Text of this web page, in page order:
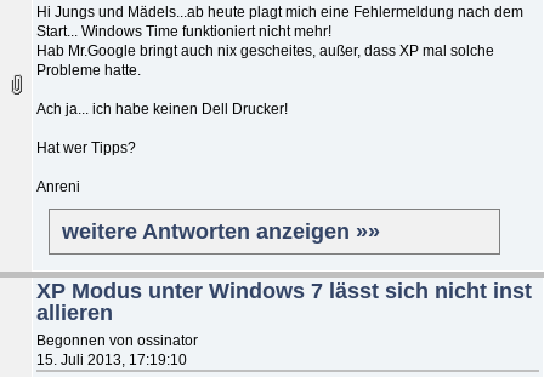
Hi Jungs und Mädels...ab heute plagt mich eine Fehlermeldung nach dem
Start... Windows Time funktioniert nicht mehr!
Hab Mr.Google bringt auch nix gescheites, außer, dass XP mal solche
Probleme hatte.
Ach ja... ich habe keinen Dell Drucker!
Hat wer Tipps?
Anreni
weitere Antworten anzeigen »»
XP Modus unter Windows 7 lässt sich nicht inst
allieren
Begonnen von ossinator
15. Juli 2013, 17:19:10